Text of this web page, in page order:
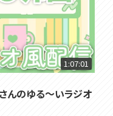
1:07:01
さんのゆる～いラジオ